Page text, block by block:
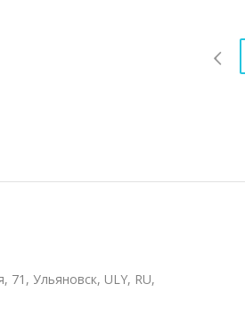
71, Ульяновск, ULY, RU,